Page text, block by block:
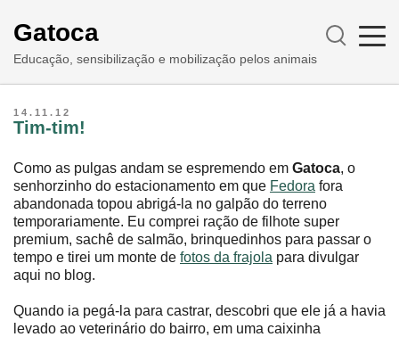
Gatoca
Educação, sensibilização e mobilização pelos animais
14.11.12
Tim-tim!
Como as pulgas andam se espremendo em Gatoca, o
senhorzinho do estacionamento em que Fedora fora
abandonada topou abrigá-la no galpão do terreno
temporariamente. Eu comprei ração de filhote super
premium, sachê de salmão, brinquedinhos para passar o
tempo e tirei um monte de fotos da frajola para divulgar
aqui no blog.
Quando ia pegá-la para castrar, descobri que ele já a havia
levado ao veterinário do bairro, em uma caixinha